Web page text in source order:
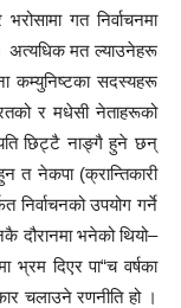
गत निर्वाचनमा
अत्यधिक मत ल्याउनेहरू
कम्युनिष्टका सदस्यहरू
र मधेसी नेताहरूको
छिट्टै नाङ्गै हुने छन्
त नेकपा (क्रान्तिकारी
निर्वाचनको उपयोग गर्ने
दौरानमा भनेको थियो–
भ्रम दिएर पा“च वर्षका
चलाउने रणनीति हो ।